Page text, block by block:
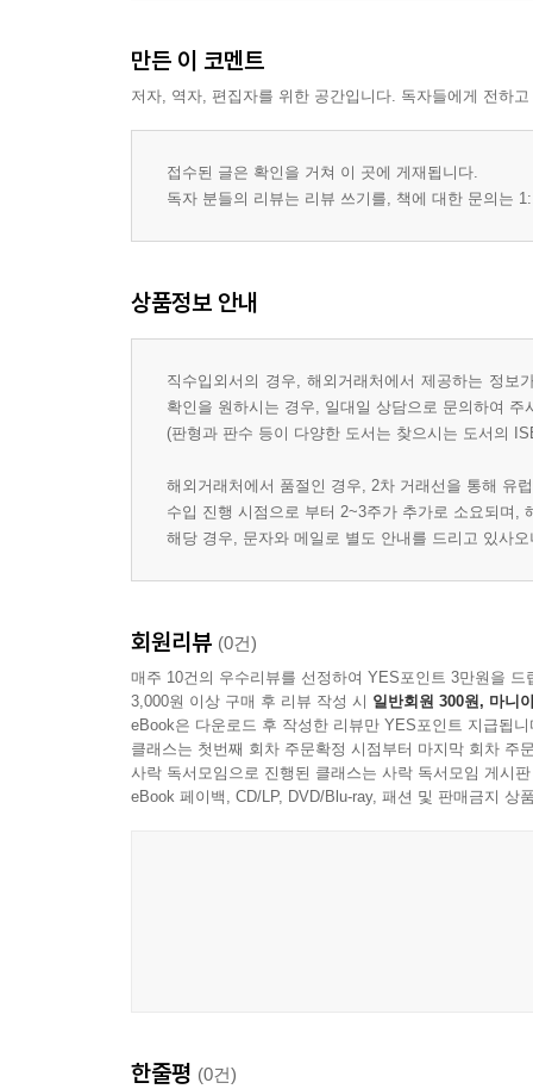
만든 이 코멘트
저자, 역자, 편집자를 위한 공간입니다. 독자들에게 전하
접수된 글은 확인을 거쳐 이 곳에 게재됩니다.
독자 분들의 리뷰는 리뷰 쓰기를, 책에 대한 문의는
상품정보 안내
직수입외서의 경우, 해외거래처에서 제공하는 정
확인을 원하시는 경우, 일대일 상담으로 문의하여 주
(판형과 판수 등이 다양한 도서는 찾으시는 도서의
해외거래처에서 품절인 경우, 2차 거래선을 통해 유
수입 진행 시점으로 부터 2~3주가 추가로 소요되며,
해당 경우, 문자와 메일로 별도 안내를 드리고 있사
회원리뷰 (0건)
매주 10건의 우수리뷰를 선정하여 YES포인트 3만원을 드
3,000원 이상 구매 후 리뷰 작성 시 일반회원 300원, 마니
eBook은 다운로드 후 작성한 리뷰만 YES포인트 지급됩니
클래스는 첫번째 회차 주문확정 시점부터 마지막 회차 주
사락 독서모임으로 진행된 클래스는 사락 독서모임 게시
eBook 페이백, CD/LP, DVD/Blu-ray, 패션 및 판매금지 상
한줄평 (0건)